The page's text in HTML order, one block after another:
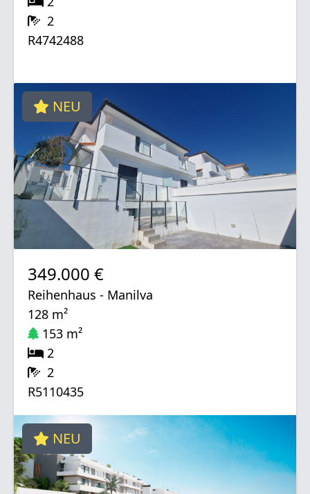
2
R4742488
NEU
349.000 €
Reihenhaus - Manilva
128 m²
153 m²
2
2
R5110435
NEU